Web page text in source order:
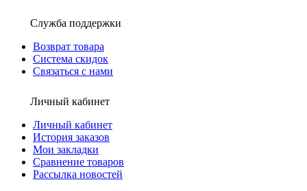
Служба поддержки
Возврат товара
Система скидок
Связаться с нами
Личный кабинет
Личный кабинет
История заказов
Мои закладки
Сравнение товаров
Рассылка новостей